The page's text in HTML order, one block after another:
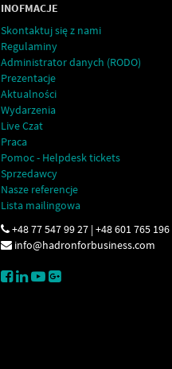
INOFMACJE
Skontaktuj się z nami
Regulaminy
Administrator danych (RODO)
Prezentacje
Aktualności
Wydarzenia
Live Czat
Praca
Pomoc - Helpdesk tickets
Sprzedawcy
Nasze referencje
Lista mailingowa
+48 77 547 99 27 | +48 601 765 196
info@hadronforbusiness.com